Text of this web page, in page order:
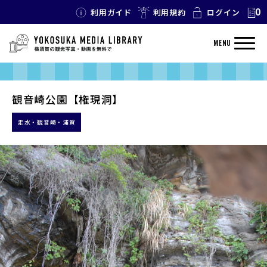
利用ガイド 利用規約 ログイン 0
MENU
観音崎公園【権現洞】
走水・観音崎・浦賀